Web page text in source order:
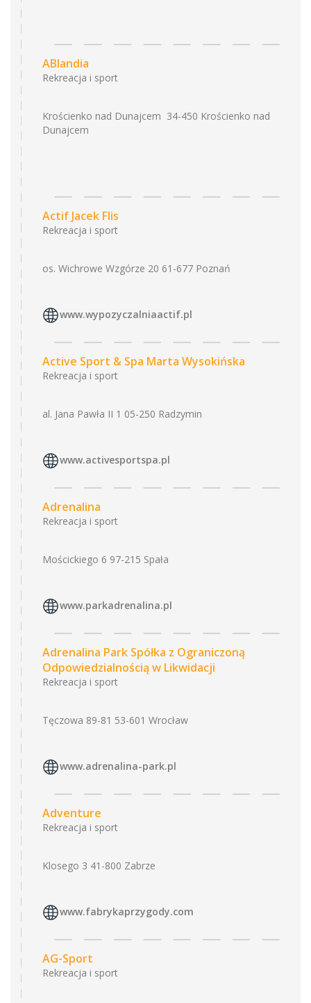
ABlandia
Rekreacja i sport
Krościenko nad Dunajcem 34-450 Krościenko nad
Dunajcem
Actif Jacek Flis
Rekreacja i sport
os. Wichrowe Wzgórze 20 61-677 Poznań
www.wypozyczalniaactif.pl
Active Sport & Spa Marta Wysokińska
Rekreacja i sport
al. Jana Pawła II 1 05-250 Radzymin
www.activesportspa.pl
Adrenalina
Rekreacja i sport
Mościckiego 6 97-215 Spała
www.parkadrenalina.pl
Adrenalina Park Spółka z Ograniczoną
Odpowiedzialnością w Likwidacji
Rekreacja i sport
Tęczowa 89-81 53-601 Wrocław
www.adrenalina-park.pl
Adventure
Rekreacja i sport
Klosego 3 41-800 Zabrze
www.fabrykaprzygody.com
AG-Sport
Rekreacja i sport